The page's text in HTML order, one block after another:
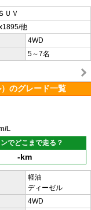
ＵＶ
他
4WD
5～7名
のグレード一覧
L
でどこまで走る？
-km
軽油
ディーゼル
4WD